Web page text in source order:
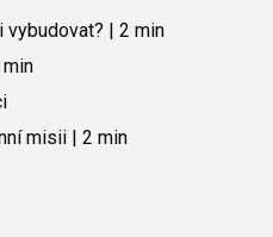
vybudovat? | 2 min
misii | 2 min